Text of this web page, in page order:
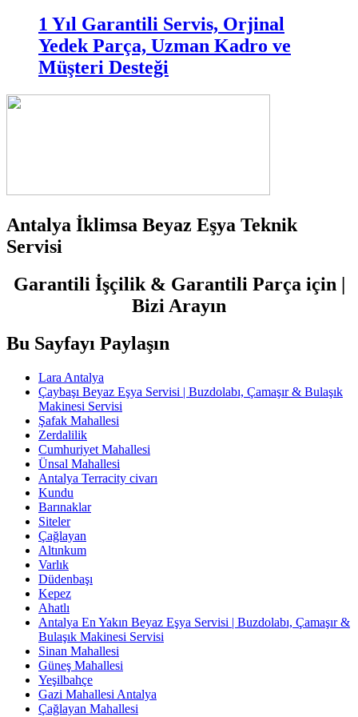
1 Yıl Garantili Servis, Orjinal
Yedek Parça, Uzman Kadro ve
Müşteri Desteği
Antalya İklimsa Beyaz Eşya Teknik
Servisi
Garantili İşçilik & Garantili Parça için |
Bizi Arayın
Bu Sayfayı Paylaşın
Lara Antalya
Çaybaşı Beyaz Eşya Servisi | Buzdolabı, Çamaşır & Bulaşık
Makinesi Servisi
Şafak Mahallesi
Zerdalilik
Cumhuriyet Mahallesi
Ünsal Mahallesi
Antalya Terracity civarı
Kundu
Barınaklar
Siteler
Çağlayan
Altınkum
Varlık
Düdenbaşı
Kepez
Ahatlı
Antalya En Yakın Beyaz Eşya Servisi | Buzdolabı, Çamaşır &
Bulaşık Makinesi Servisi
Sinan Mahallesi
Güneş Mahallesi
Yeşilbahçe
Gazi Mahallesi Antalya
Çağlayan Mahallesi